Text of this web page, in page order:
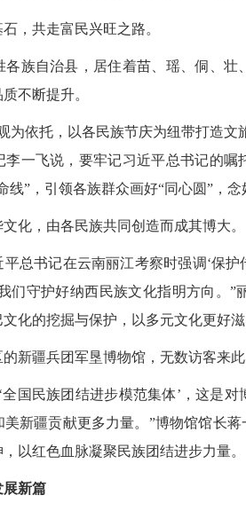
共走富民兴旺之路。
自治县，居住着苗、瑶、侗、壮
不断提升。
依托，以各民族节庆为纽带打造文
李一飞说，要牢记习近平总书记的
线”，引领各族群众画好“同心圆”，念
，由各民族共同创造而成其博大。
书记在云南丽江考察时强调‘保护
们守护好纳西民族文化指明方向。
化的挖掘与保护，以多元文化更好滋
疆兵团军垦博物馆，无数访客来此
民族团结进步模范集体’，这是对
新疆贡献更多力量。”博物馆馆长
以红色血脉凝聚民族团结进步力量。
展新篇